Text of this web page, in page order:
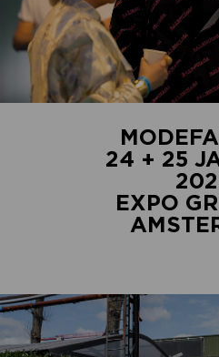
24 + 25
EXPO